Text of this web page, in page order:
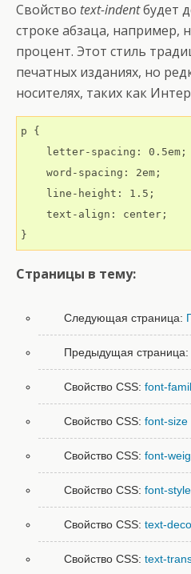
Свойство text-indentбудет
строке абзаца, например,
процент. Этот стиль
печатных изданиях, но
носителях, таких как
p {
    letter-spacing: 0.5em;
    word-spacing: 2em;
    line-height: 1.5;
    text-align: center;
Страницы в тему:
Следующая страница:
Предыдущая страница:
Свойство CSS:font-
Свойство CSS:font-size
Свойство CSS:font-
Свойство CSS:font-style
Свойство CSS:text-
Свойство CSS:text-